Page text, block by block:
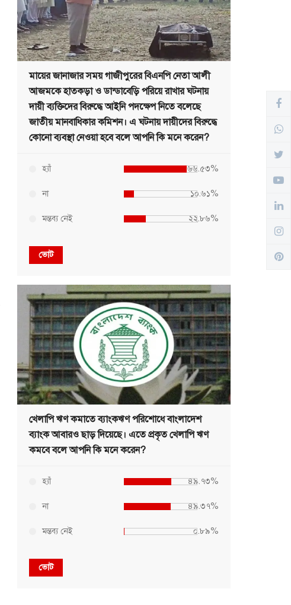
মায়ের জানাজার সময় গাজীপুরের বিএনপি নেতা আলী
আজমকে হাতকড়া ও ডান্ডাবেড়ি পরিয়ে রাখার ঘটনায়
দায়ী ব্যক্তিদের বিরুদ্ধে আইনি পদক্ষেপ নিতে বলেছে
জাতীয় মানবাধিকার কমিশন। এ ঘটনায় দায়ীদের বিরুদ্ধে
কোনো ব্যবস্থা নেওয়া হবে বলে আপনি কি মনে করেন?
হ্যাঁ ৬৬.৫৩%
না ১০.৬১%
মন্তব্য নেই ২২.৮৬%
ভোট
খেলাপি ঋণ কমাতে ব্যাংকঋণ পরিশোধে বাংলাদেশ
ব্যাংক আবারও ছাড় দিয়েছে। এতে প্রকৃত খেলাপি ঋণ
কমবে বলে আপনি কি মনে করেন?
হ্যাঁ ৪৯.৭৩%
না ৪৯.৩৭%
মন্তব্য নেই ০.৮৯%
ভোট